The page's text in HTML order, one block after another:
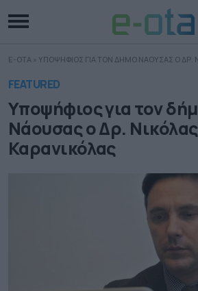
E-OTA » ΥΠΟΨΗΦΙΟΣ ΓΙΑ ΤΟΝ ΔΗΜΟ ΝΑΟΥΣΑΣ Ο ΔΡ.
FEATURED
Υποψήφιος για τον
Νάουσας ο Δρ. Νικόλας
Καρανικόλας